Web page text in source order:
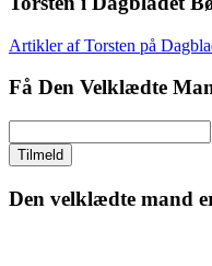
Artikler af Torsten på
Få Den Velklædte
Den velklædte mand